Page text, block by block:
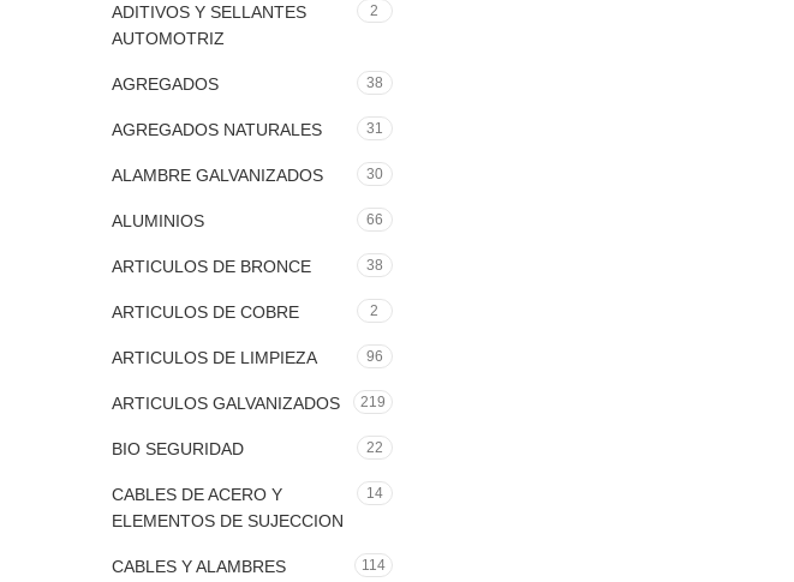
ADITIVOS Y SELLANTES
AUTOMOTRIZ
2
AGREGADOS 38
AGREGADOS NATURALES 31
ALAMBRE GALVANIZADOS 30
ALUMINIOS 66
ARTICULOS DE BRONCE 38
ARTICULOS DE COBRE 2
ARTICULOS DE LIMPIEZA 96
ARTICULOS GALVANIZADOS 219
BIO SEGURIDAD 22
CABLES DE ACERO Y
ELEMENTOS DE SUJECCION
14
CABLES Y ALAMBRES
114